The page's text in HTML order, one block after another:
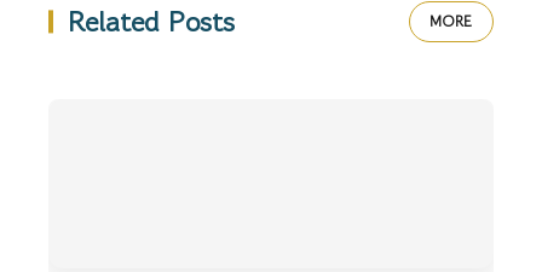
Related Posts MORE